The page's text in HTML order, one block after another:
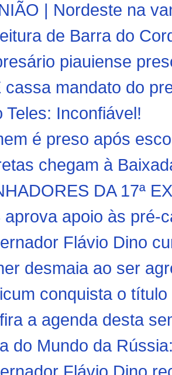
| Nordeste na
de Barra do
piauiense
cassa mandato do
Teles: Inconfiável!
é preso após
chegam à
DA 17ª
aprova apoio às pré-
Flávio Dino
desmaia ao ser
conquista o
a agenda desta
do Mundo da
Flávio Dino